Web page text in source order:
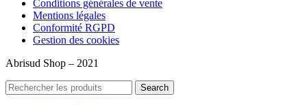
Conditions générales de vente
Mentions légales
Conformité RGPD
Gestion des cookies
Abrisud Shop – 2021
Search